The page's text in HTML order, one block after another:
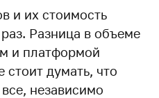
и их стоимость
Разница в объеме
и платформой
думать, что
независимо